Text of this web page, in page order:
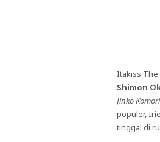
Itakiss The
Shimon
Jinko Komori
populer,
tinggal di